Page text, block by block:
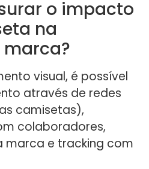
o impacto
na
visual, é possível
através de redes
camisetas),
colaboradores,
marca e tracking com